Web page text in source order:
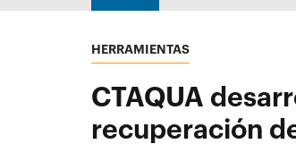
HERRAMIENTAS
CTAQUA
recuperación